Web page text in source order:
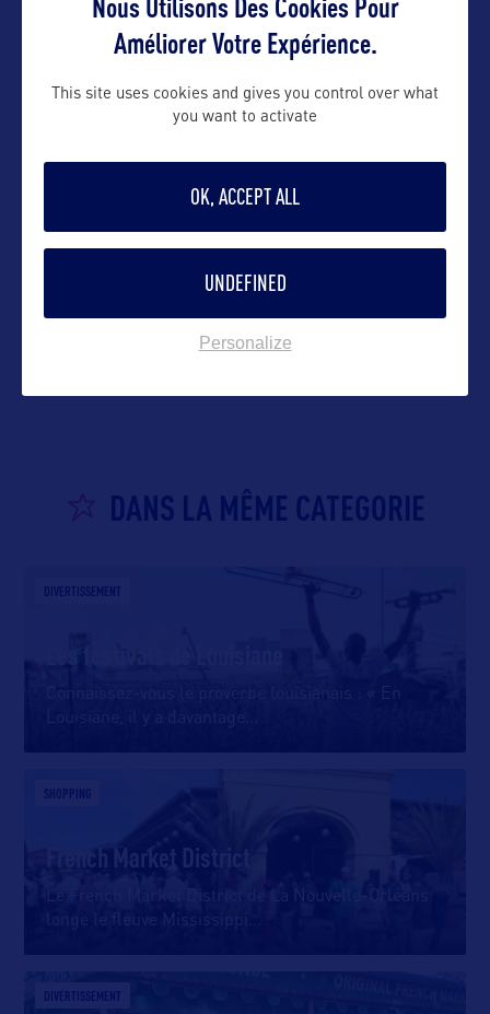
Suivre
DANS LA MÊME CATEGORIE
DIVERTISSEMENT
Les festivals de Louisiane
Louisiane, il y a davantage
SHOPPING
French Market District
Le French Market District de La Nouvelle-Orléans
longe le fleuve Mississippi
DIVERTISSEMENT
Nous Utilisons Des Cookies Pour
Améliorer Votre Expérience.
This site uses cookies and gives you control over what
you want to activate
OK, ACCEPT ALL
UNDEFINED
Personalize